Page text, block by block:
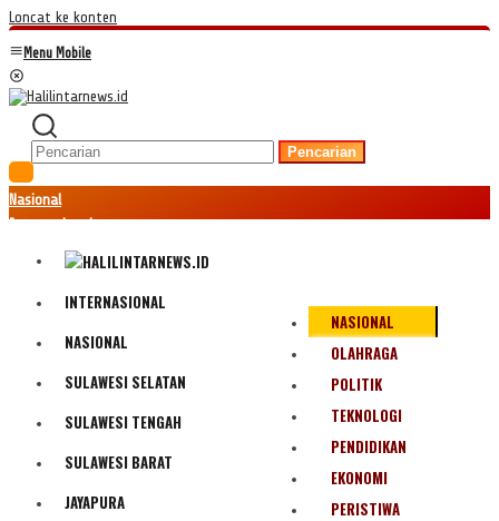
Loncat ke konten
Menu Mobile
Pencarian
Nasional
Internasional
Politik
Olahraga
Bencana Alam
INTERNASIONAL
NASIONAL
SULAWESI SELATAN
SULAWESI TENGAH
SULAWESI BARAT
JAYAPURA
NASIONAL
OLAHRAGA
POLITIK
TEKNOLOGI
PENDIDIKAN
EKONOMI
PERISTIWA